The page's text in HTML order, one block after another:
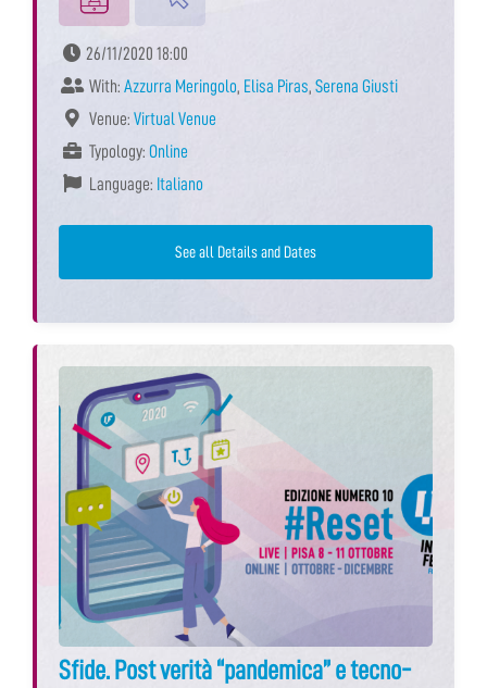
26/11/2020 18:00
With: Azzurra Meringolo, Elisa Piras, Serena Giusti
Venue: Virtual Venue
Typology: Online
Language: Italiano
See all Details and Dates
Sfide. Post verità “pandemica” e tecno-